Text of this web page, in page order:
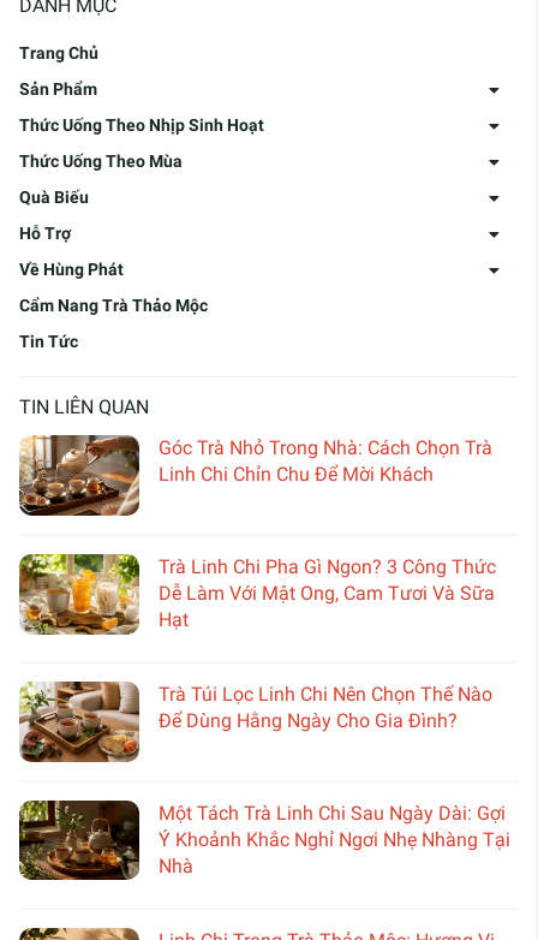
DANH MỤC
Trang Chủ
Sản Phẩm
Thức Uống Theo Nhịp Sinh Hoạt
Thức Uống Theo Mùa
Quà Biếu
Hỗ Trợ
Về Hùng Phát
Cẩm Nang Trà Thảo Mộc
Tin Tức
TIN LIÊN QUAN
Góc Trà Nhỏ Trong Nhà: Cách Chọn Trà
Linh Chi Chỉn Chu Để Mời Khách
Trà Linh Chi Pha Gì Ngon? 3 Công Thức
Dễ Làm Với Mật Ong, Cam Tươi Và Sữa
Hạt
Trà Túi Lọc Linh Chi Nên Chọn Thế Nào
Để Dùng Hằng Ngày Cho Gia Đình?
Một Tách Trà Linh Chi Sau Ngày Dài: Gợi
Ý Khoảnh Khắc Nghỉ Ngơi Nhẹ Nhàng Tại
Nhà